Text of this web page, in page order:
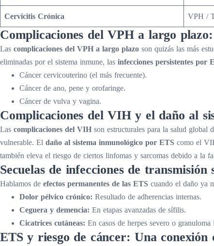
Cervicitis Crónica VPH /
Complicaciones del VPH a largo
Las complicaciones del VPH a largo plazo son quizás las más
eliminadas por el sistema inmune, las infecciones persistentes por
Cáncer cervicouterino (el más frecuente).
Cáncer de ano, pene y orofaringe.
Cáncer de vulva y vagina.
Complicaciones del VIH y el daño al
Las complicaciones del VIH son estructurales para la salud
vulnerable. El daño al sistema inmunológico por ETS como el
también eleva el riesgo de ciertos linfomas y sarcomas debido a la
Secuelas de infecciones de
Hablamos de efectos permanentes de las ETS cuando el daño ya
Dolor pélvico crónico: Resultado de adherencias internas.
Ceguera y demencia: En etapas avanzadas de sífilis.
Cicatrices cutáneas: En casos de herpes severo o granuloma
ETS y riesgo de cáncer: Una conexión